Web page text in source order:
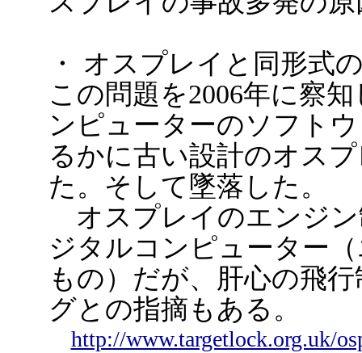
・ オスプレイと同形式
この問題を2006年に察
ンピューターのソフト
るかに古い設計のオス
た。そして墜落した。
オスプレイのエンジ
ジタルコンピューター
もの）だが、肝心の飛
グとの指摘もある。
http://www.targetlock.org.uk/